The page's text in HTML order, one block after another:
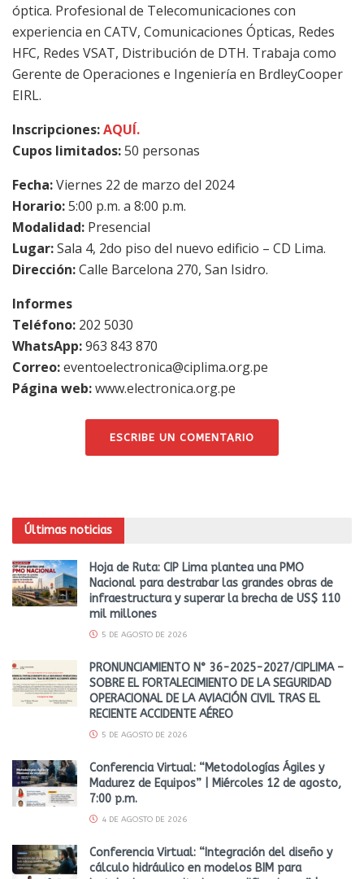
óptica. Profesional de Telecomunicaciones con
experiencia en CATV, Comunicaciones Ópticas, Redes
HFC, Redes VSAT, Distribución de DTH. Trabaja como
Gerente de Operaciones e Ingeniería en BrdleyCooper
EIRL.
Inscripciones:AQUÍ.
Cupos limitados:50 personas
Fecha:Viernes 22 de marzo del 2024
Horario:5:00 p.m. a 8:00 p.m.
Modalidad: Presencial
Lugar:Sala 4, 2do piso del nuevo edificio – CD Lima.
Dirección:Calle Barcelona 270, San Isidro.
Informes
Teléfono: 202 5030
WhatsApp:963 843 870
Correo:eventoelectronica@ciplima.org.pe
Página web:www.electronica.org.pe
ESCRIBE UN COMENTARIO
Últimas noticias
Hoja de Ruta: CIP Lima plantea una PMO
Nacional para destrabar las grandes obras de
infraestructura y superar la brecha de US$ 110
mil millones
5 DE AGOSTO DE 2026
PRONUNCIAMIENTO N° 36-2025-2027/CIPLIMA –
SOBRE EL FORTALECIMIENTO DE LA SEGURIDAD
OPERACIONAL DE LA AVIACIÓN CIVIL TRAS EL
RECIENTE ACCIDENTE AÉREO
5 DE AGOSTO DE 2026
Conferencia Virtual: “Metodologías Ágiles y
Madurez de Equipos” | Miércoles 12 de agosto,
7:00 p.m.
4 DE AGOSTO DE 2026
Conferencia Virtual: “Integración del diseño y
cálculo hidráulico en modelos BIM para